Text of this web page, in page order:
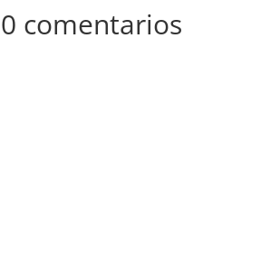
0 comentarios